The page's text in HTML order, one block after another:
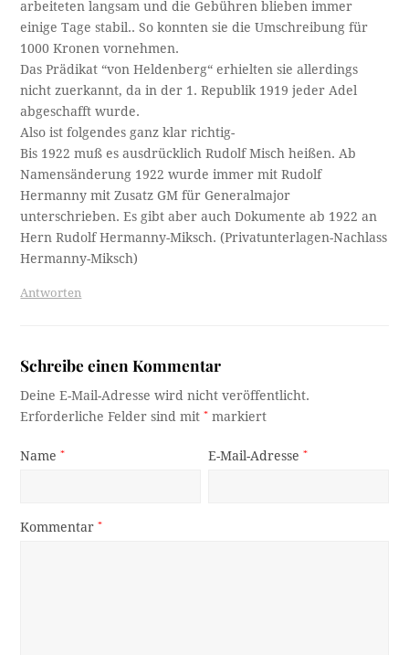
arbeiteten langsam und die Gebühren blieben immer
einige Tage stabil.. So konnten sie die Umschreibung für
1000 Kronen vornehmen.
Das Prädikat “von Heldenberg“ erhielten sie allerdings
nicht zuerkannt, da in der 1. Republik 1919 jeder Adel
abgeschafft wurde.
Also ist folgendes ganz klar richtig-
Bis 1922 muß es ausdrücklich Rudolf Misch heißen. Ab
Namensänderung 1922 wurde immer mit Rudolf
Hermanny mit Zusatz GM für Generalmajor
unterschrieben. Es gibt aber auch Dokumente ab 1922 an
Hern Rudolf Hermanny-Miksch. (Privatunterlagen-Nachlass
Hermanny-Miksch)
Antworten
Schreibe einen Kommentar
Deine E-Mail-Adresse wird nicht veröffentlicht.
Erforderliche Felder sind mit* markiert
Name* E-Mail-Adresse*
Kommentar*